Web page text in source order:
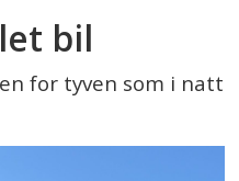
bil
for tyven som i natt